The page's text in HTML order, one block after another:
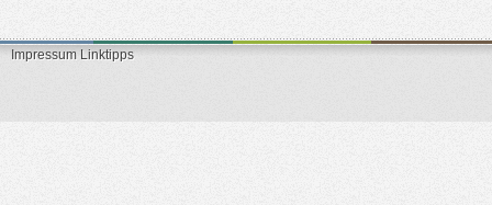
Impressum Linktipps